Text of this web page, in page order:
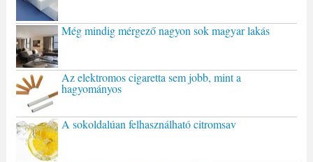
Még mindig mérgező nagyon sok magyar lakás
Az elektromos cigaretta sem jobb, mint a
hagyományos
A sokoldalúan felhasználható citromsav